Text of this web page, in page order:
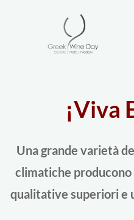
¡Viva
Una grande varietà
climatiche
qualitative superiori e